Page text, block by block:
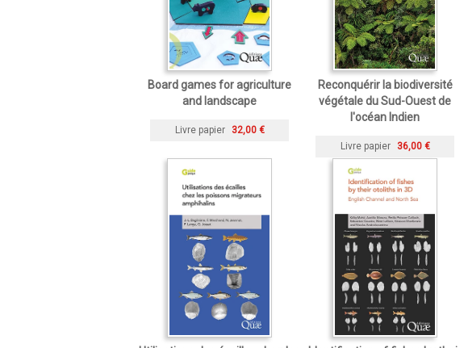
Board games for agriculture
and landscape
Livre papier 32,00 €
Reconquérir la biodiversité
végétale du Sud-Ouest de
l'océan Indien
Livre papier 36,00 €